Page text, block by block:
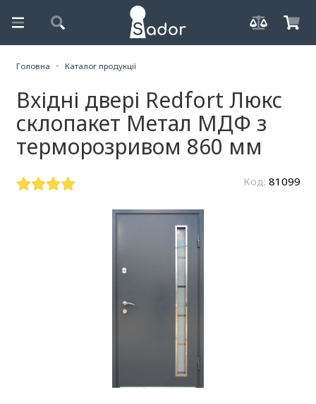
Головна Каталог продукції
Вхідні двері Redfort Люкс
склопакет Метал МДФ з
терморозривом 860 мм
Код: 81099